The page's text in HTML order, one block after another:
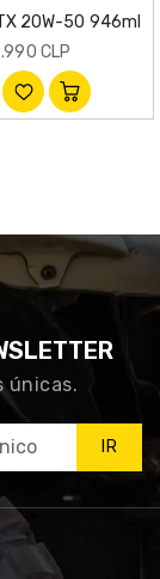
20W-50 946ml
CLP
únicas.
IR